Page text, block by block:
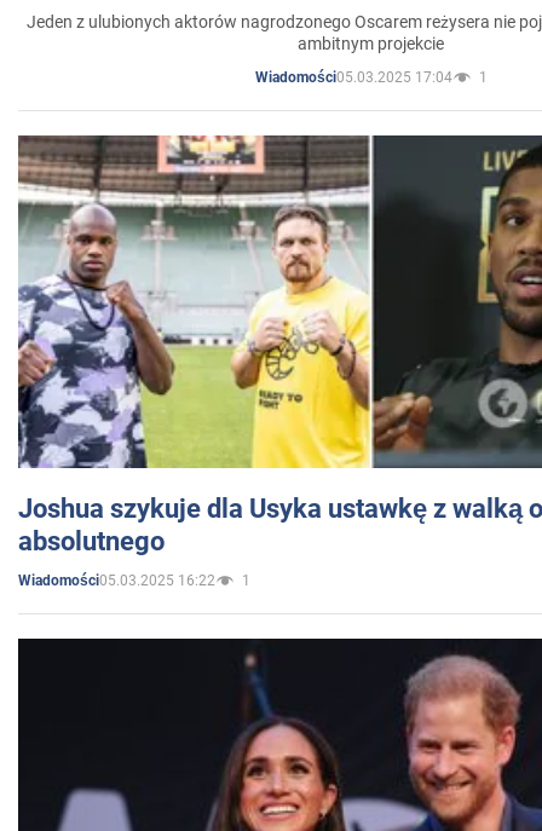
Jeden z ulubionych aktorów nagrodzonego Oscarem reżysera nie
ambitnym projekcie
Wiadomości05.03.2025 17:04 1
Joshua szykuje dla Usyka ustawkę z walką
absolutnego
Wiadomości05.03.2025 16:22 1